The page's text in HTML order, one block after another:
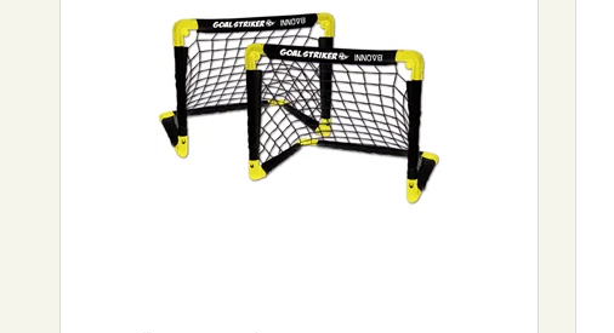
Største besparelse